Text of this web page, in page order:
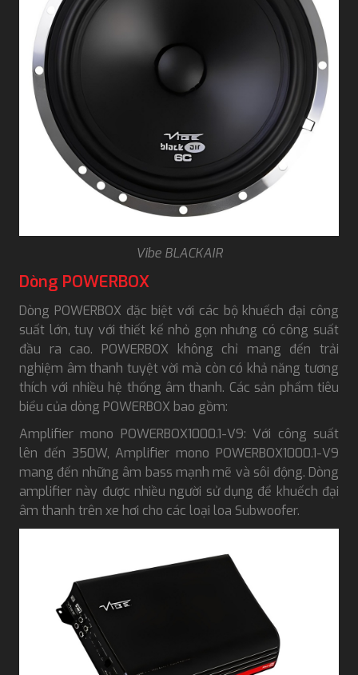
Vibe BLACKAIR
Dòng POWERBOX
Dòng POWERBOX đặc biệt với các bộ khuếch đại công
suất lớn, tuy với thiết kế nhỏ gọn nhưng có công suất
đầu ra cao. POWERBOX không chỉ mang đến trải
nghiệm âm thanh tuyệt vời mà còn có khả năng tương
thích với nhiều hệ thống âm thanh. Các sản phẩm tiêu
biểu của dòng POWERBOX bao gồm:
Amplifier mono POWERBOX1000.1-V9: Với công suất
lên đến 350W, Amplifier mono POWERBOX1000.1-V9
mang đến những âm bass mạnh mẽ và sôi động. Dòng
amplifier này được nhiều người sử dụng để khuếch đại
âm thanh trên xe hơi cho các loại loa Subwoofer.